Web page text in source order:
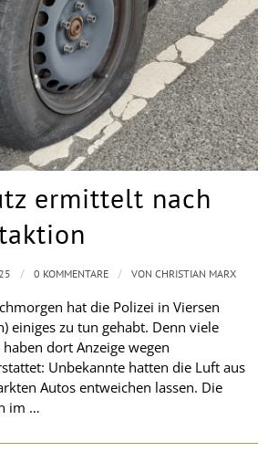
ermittelt nach
hat die Polizei in Viersen
einiges zu tun gehabt. Denn viele
dort Anzeige wegen
Unbekannte hatten die Luft aus
Autos entweichen lassen. Die
im …
/ 0 KOMMENTARE / VONCHRISTIAN MARX